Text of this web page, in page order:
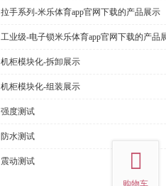
拉手系列-米乐体育app官网下载的产品展示
工业级-电子锁米乐体育app官网下载的产品
机柜模块化-拆卸展示
机柜模块化-组装展示
强度测试
防水测试
震动测试
购物车